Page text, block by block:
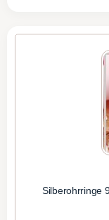
Silberohrringe